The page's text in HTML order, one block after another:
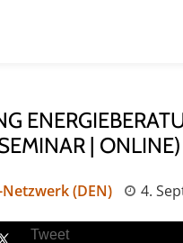
| ONLINE)
(DEN) 4.
Tweet